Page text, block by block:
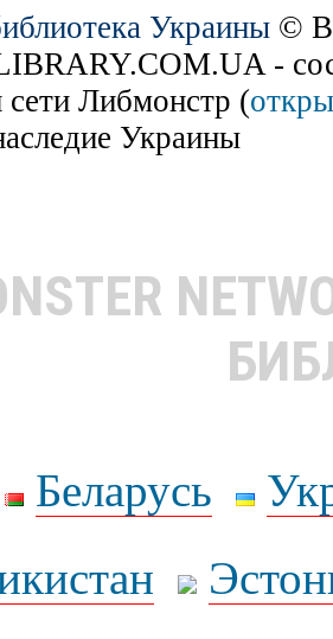
Украины ©
-
сети Либмонстр (
Украины
Беларусь